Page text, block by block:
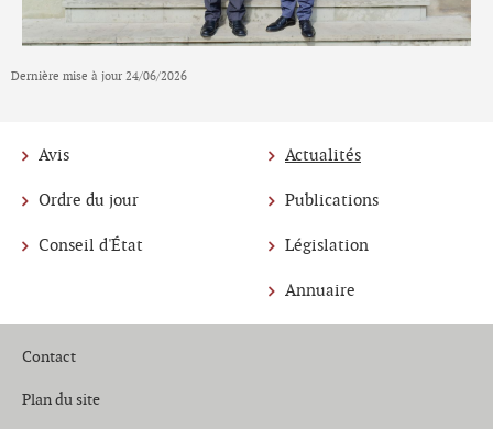
Dernière mise à jour 24/06/2026
Menu
de
Avis
Ordre du jour
Conseil d'État
Actualités
Publications
Législation
Annuaire
Contact
Plan du site